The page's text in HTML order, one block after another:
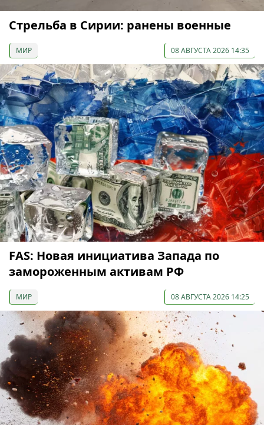
Стрельба в Сирии: ранены военные
МИР 08 АВГУСТА 2026 14:35
FAS: Новая инициатива Запада по
замороженным активам РФ
МИР 08 АВГУСТА 2026 14:25